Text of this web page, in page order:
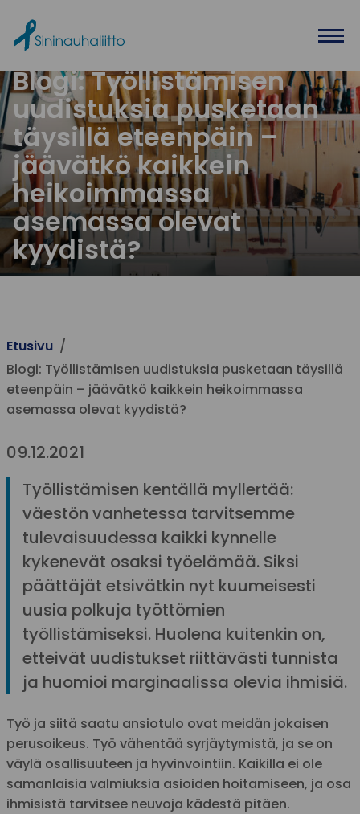
Blogi: Työllistämisen
uudistuksia pusketaan
täysillä eteenpäin –
jäävätkö kaikkein
heikoimmassa
asemassa olevat
kyydistä?
Etusivu
Blogi: Työllistämisen uudistuksia pusketaan täysillä
eteenpäin – jäävätkö kaikkein heikoimmassa
asemassa olevat kyydistä?
09.12.2021
Työllistämisen kentällä myllertää:
väestön vanhetessa tarvitsemme
tulevaisuudessa kaikki kynnelle
kykenevät osaksi työelämää. Siksi
päättäjät etsivätkin nyt kuumeisesti
uusia polkuja työttömien
työllistämiseksi. Huolena kuitenkin on,
etteivät uudistukset riittävästi tunnista
ja huomioi marginaalissa olevia ihmisiä.
Työ ja siitä saatu ansiotulo ovat meidän jokaisen
perusoikeus. Työ vähentää syrjäytymistä, ja se on
väylä osallisuuteen ja hyvinvointiin. Kaikilla ei ole
samanlaisia valmiuksia asioiden hoitamiseen, ja osa
ihmisistä tarvitsee neuvoja kädestä pitäen.